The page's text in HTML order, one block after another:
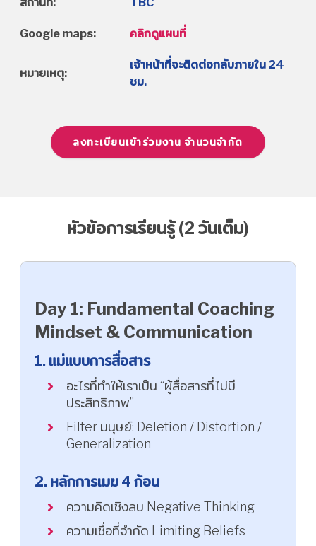
Google maps: คลิกดูแผนที่
หมายเหตุ:
เจ้าหน้าที่จะติดต่อกลับภายใน 24
ชม.
ลงทะเบียนเข้าร่วมงาน จำนวนจำกัด
หัวข้อการเรียนรู้ (2 วันเต็ม)
Day 1: Fundamental Coaching
Mindset & Communication
1. แม่แบบการสื่อสาร
อะไรที่ทำให้เราเป็น “ผู้สื่อสารที่ไม่มี
ประสิทธิภาพ”
Filter มนุษย์: Deletion / Distortion /
Generalization
2. หลักการเมฆ 4 ก้อน
ความคิดเชิงลบ Negative Thinking
ความเชื่อที่จำกัด Limiting Beliefs